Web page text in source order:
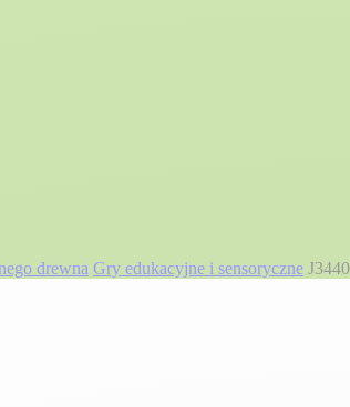
drewna Gry edukacyjne i sensoryczne